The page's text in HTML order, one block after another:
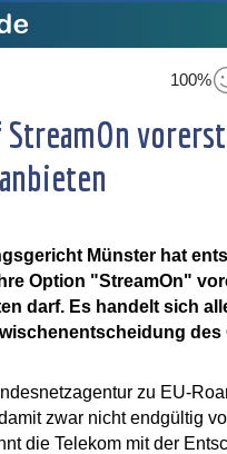
100%
vorerst
Münster hat
Option "StreamOn"
darf. Es handelt sich
des
zu EU-
zwar nicht endgültig
die Telekom mit der